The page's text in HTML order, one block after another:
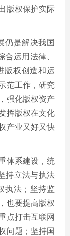
版权保护实际
是解决我国
合运用法律、
版权创造和运
范工作，研究
强化版权资产
挥版权在文化
产业又好又快
体系建设，统
持立法与执法
执法；坚持监
也要提高版权
点打击互联网
问题；坚持国